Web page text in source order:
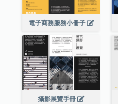
電子商務服務小冊子
攝影展覽手冊